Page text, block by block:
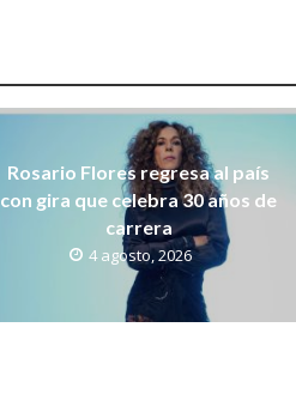
Rosario Flores regresa al país
con gira que celebra 30 años de
carrera
4 agosto, 2026